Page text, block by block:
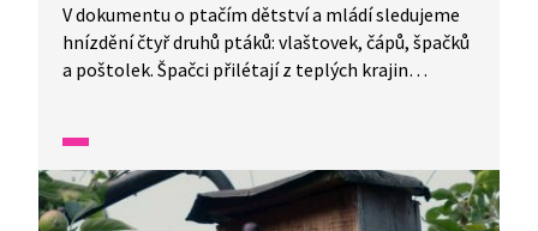
V dokumentu o ptačím dětství a mládí sledujeme
hnízdění čtyř druhů ptáků: vlaštovek, čápů, špačků
a poštolek. Špačci přilétají z teplých krajin
z teplých krajin. Poštolky se namlouvají vysoko
na nebi.